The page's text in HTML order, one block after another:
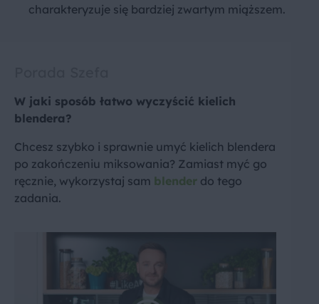
charakteryzuje się bardziej zwartym miąższem.
W jaki sposób łatwo wyczyścić kielich
blendera?
Chcesz szybko i sprawnie umyć kielich blendera
po zakończeniu miksowania? Zamiast myć go
ręcznie, wykorzystaj sam blender do tego
zadania.